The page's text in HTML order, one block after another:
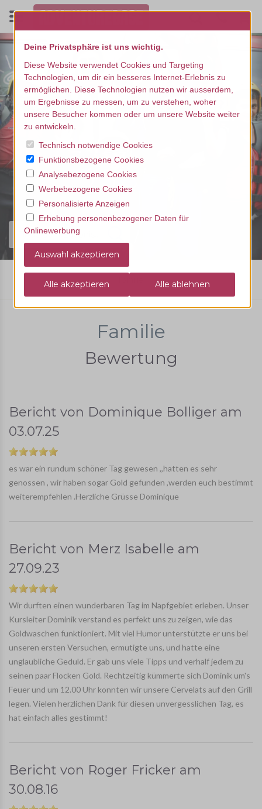
Finde dein Erlebnis...
Familie
Bewertung
Bericht von Dominique Bolliger am
03.07.25
es war ein rundum schöner Tag gewesen ,,hatten es sehr
genossen , wir haben sogar Gold gefunden ,werden euch bestimmt
weiterempfehlen .Herzliche Grüsse Dominique
Bericht von Merz Isabelle am
27.09.23
Wir durften einen wunderbaren Tag im Napfgebiet erleben. Unser
Kursleiter Dominik verstand es perfekt uns zu zeigen, wie das
Goldwaschen funktioniert. Mit viel Humor unterstützte er uns bei
unseren ersten Versuchen, ermutigte uns, und hatte eine
unglaubliche Geduld. Er gab uns viele Tipps und verhalf jedem zu
seinen paar Flocken Gold. Rechtzeitig kümmerte sich Dominik um's
Feuer und um 12.00 Uhr konnten wir unsere Cervelats auf den Grill
legen. Vielen herzlichen Dank für diesen unvergesslichen Tag, es
hat einfach alles gestimmt!
Bericht von Roger Fricker am
30.08.16
Deine Privatsphäre ist uns wichtig.
Diese Website verwendet Cookies und Targeting
Technologien, um dir ein besseres Internet-Erlebnis zu
ermöglichen. Diese Technologien nutzen wir ausserdem,
um Ergebnisse zu messen, um zu verstehen, woher
unsere Besucher kommen oder um unsere Website weiter
zu entwickeln.
Technisch notwendige Cookies
Funktionsbezogene Cookies
Analysebezogene Cookies
Werbebezogene Cookies
Personalisierte Anzeigen
Erhebung personenbezogener Daten für
Onlinewerbung